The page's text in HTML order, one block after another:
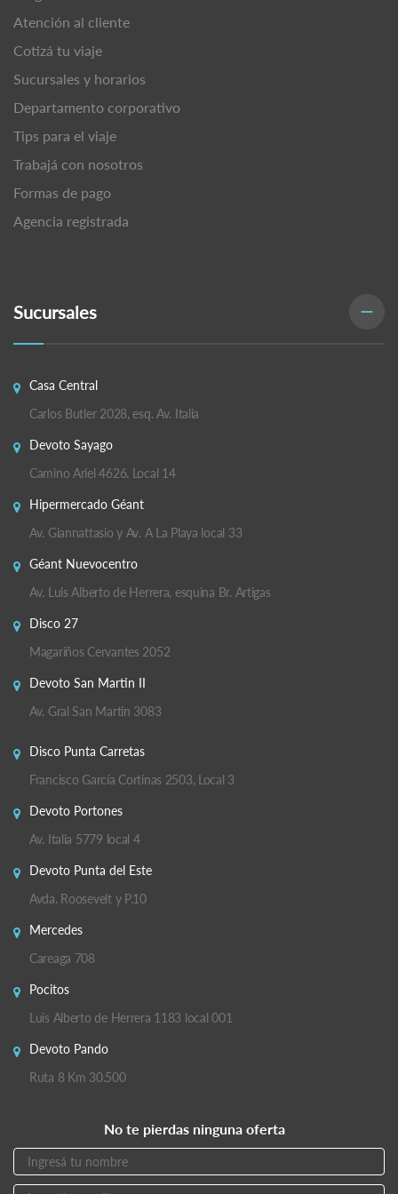
Atención al cliente
Cotizá tu viaje
Sucursales y horarios
Departamento corporativo
Tips para el viaje
Trabajá con nosotros
Formas de pago
Agencia registrada
Sucursales
Casa Central
Carlos Butler 2028, esq. Av. Italia
Devoto Sayago
Camino Ariel 4626. Local 14
Hipermercado Géant
Av. Giannattasio y Av. A La Playa local 33
Géant Nuevocentro
Av. Luis Alberto de Herrera, esquina Br. Artigas
Disco 27
Magariños Cervantes 2052
Devoto San Martin II
Av. Gral San Martin 3083
Disco Punta Carretas
Francisco García Cortinas 2503, Local 3
Devoto Portones
Av. Italia 5779 local 4
Devoto Punta del Este
Avda. Roosevelt y P.10
Mercedes
Careaga 708
Pocitos
Luis Alberto de Herrera 1183 local 001
Devoto Pando
Ruta 8 Km 30.500
No te pierdas ninguna oferta